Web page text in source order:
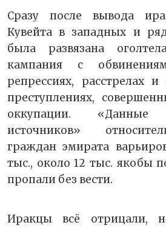
Сразу после вывода
Кувейта в западных и
была развязана
кампания с
репрессиях, расстрелах
преступлениях,
оккупации. «Данные
источников»
граждан эмирата
тыс., около 12 тыс. якобы
пропали без вести.
Иракцы всё отрицали,